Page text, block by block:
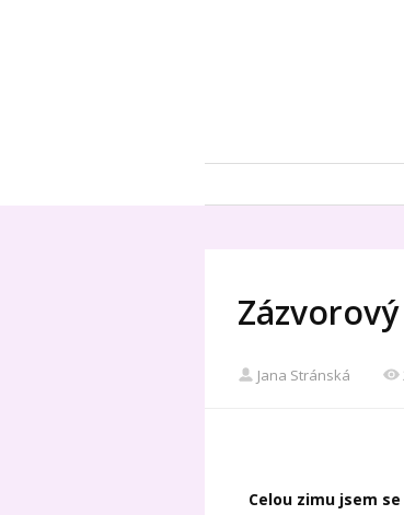
Jana Stránská
Celou zimu jsem